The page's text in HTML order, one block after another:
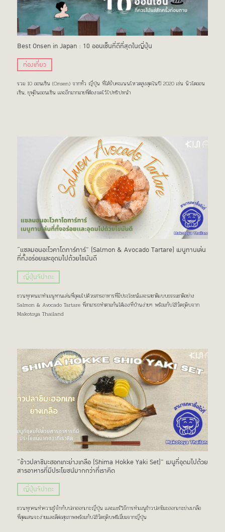
Best Onsen in Japan : 10 ออนเซ็นที่ดีที่สุดในญี่ปุ่น
ท่องเที่ยว
รวม 10 ออนเซ็น (Onsen) จากทั่ว ญี่ปุ่น ที่ได้รับคะแนนโหวตสูงสุดในปี 2020 เช่น นิวโตออน
เซ็น, ยุฟุอินออนเซ็น และอีกมากมายที่ต้องจดไว้ไปทริปหน้า
“แซลมอนอะโวคาโดทาร์ทาร์” (Salmon & Avocado Tartare) เมนูทานเล่น
ที่ทั้งอร่อยเเละอุดมไปด้วยไขมันดี
ญี่ปุ่นจิปาถะ
ชวนทุกคนมาทำเมนูทานเล่นที่อุดมไปด้วยสารอาหารที่มีประโยชน์เเละรสชาติแบบธรรมชาติอย่าง
Salmon & Avocado Tartare ที่สามารถทำตามกันได้เองที่บ้านง่ายๆ พร้อมกับใช้วัตถุดิบจาก
Makotoya Thailand
“ข้าวปลาชิมะฮอกเกะย่างเกลือ (Shima Hokke Yaki Set)” เมนูที่อุดมไปด้วย
สารอาหารที่มีประโยชน์มากกว่าที่เราคิด
ญี่ปุ่นจิปาถะ
ชวนทุกคนทำความรู้จักกับปลาฮอกเกะญี่ปุ่น เเละเเชร์วิธีการทำเมนูข้าวปลาชิมะฮอกเกะย่างเกลือ
ที่สุดแสนจะง่ายเเละดีต่อสุขภาพพร้อมกับใช้วัตถุดิบพรีเมี่ยมจากญี่ปุ่น